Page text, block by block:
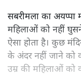
केरल के सबरमला
नहीं, जहाँ महिलाओं
मंदिर हैं। हर मंदिर के
है, जिस आधार पर
उसके पीछे पुरुषवादी